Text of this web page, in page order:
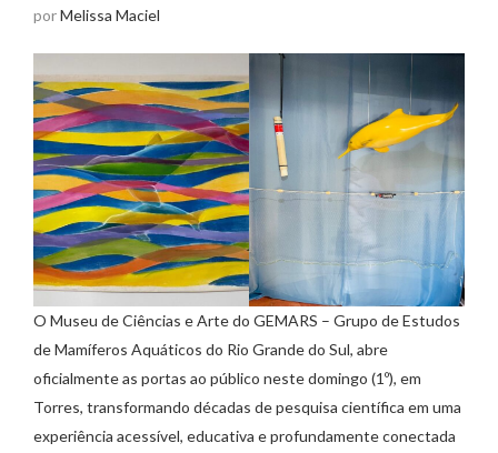
porMelissa Maciel
O Museu de Ciências e Arte do GEMARS – Grupo de Estudos
de Mamíferos Aquáticos do Rio Grande do Sul, abre
oficialmente as portas ao público neste domingo (1º), em
Torres, transformando décadas de pesquisa científica em uma
experiência acessível, educativa e profundamente conectada